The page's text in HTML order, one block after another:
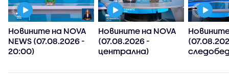
Новините на NOVA
NEWS (07.08.2026 -
20:00)
Новините на NOVA
(07.08.2026 -
централна)